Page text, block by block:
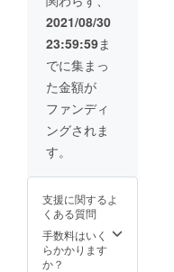
売り切
れた場
合、
21000
円で追
加致し
ます。
※1セッ
トで1名
べセッ
りま
す。 ※
日程は
メール
にて打
2021/08/30
23:59:59ま
でに集まっ
た金額が
ファンディ
ングされま
す。
支援に関するよ
くある質問
手数料はいく
らかかります
か？